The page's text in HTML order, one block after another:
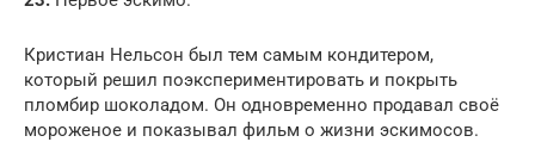
Кристиан Нельсон был тем самым кондитером,
который решил поэкспериментировать и покрыть
пломбир шоколадом. Он одновременно продавал своё
мороженое и показывал фильм о жизни эскимосов.